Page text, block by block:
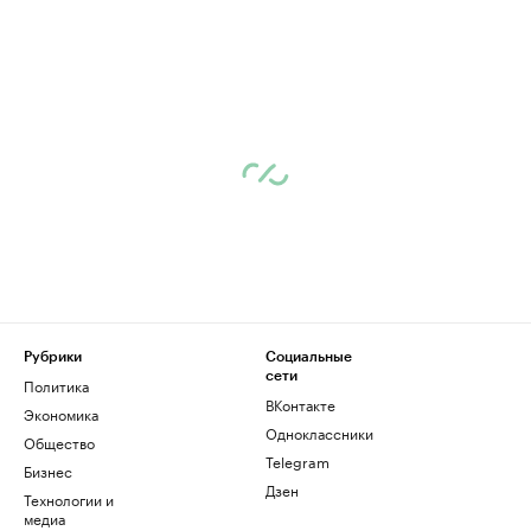
Рубрики
Политика
Экономика
Общество
Бизнес
Технологии и
медиа
Социальные
сети
ВКонтакте
Одноклассники
Telegram
Дзен